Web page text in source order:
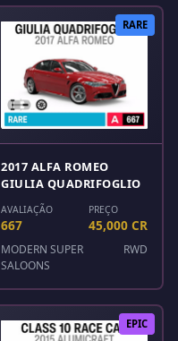
RARE
2017 ALFA ROMEO
GIULIA QUADRIFOGLIO
AVALIAÇÃO
667
PREÇO
45,000 CR
MODERN SUPER
SALOONS
RWD
EPIC